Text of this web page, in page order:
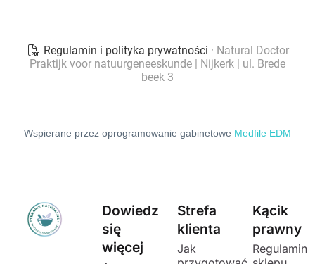
Wspierane przez oprogramowanie gabinetowe Medfile EDM
Dowiedz
się
więcej
Strefa
klienta
Jak
Kącik
prawny
Regulamin